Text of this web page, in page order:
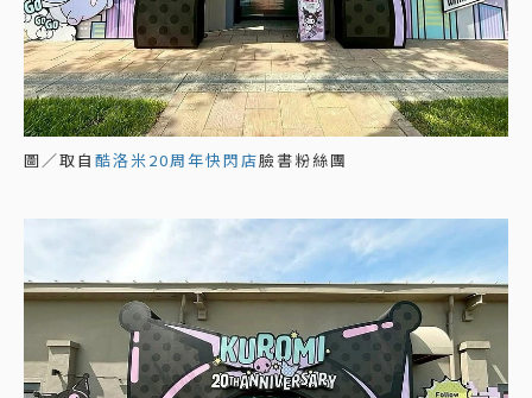
圖／取自 酷洛米20周年快閃店臉書粉絲團